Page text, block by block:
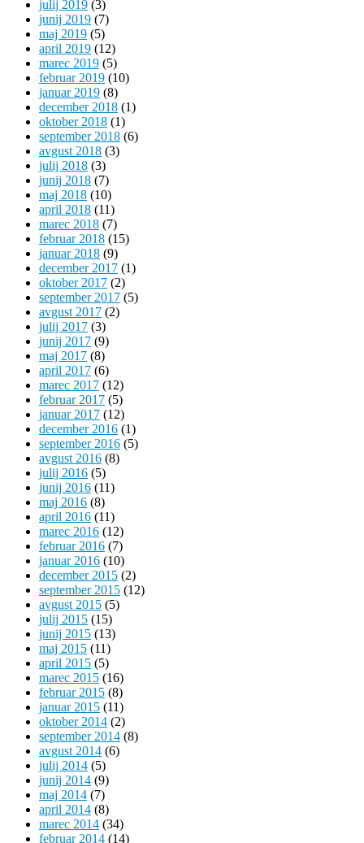
julij 2019 (3)
junij 2019 (7)
maj 2019 (5)
april 2019 (12)
marec 2019 (5)
februar 2019 (10)
januar 2019 (8)
december 2018 (1)
oktober 2018 (1)
september 2018 (6)
avgust 2018 (3)
julij 2018 (3)
junij 2018 (7)
maj 2018 (10)
april 2018 (11)
marec 2018 (7)
februar 2018 (15)
januar 2018 (9)
december 2017 (1)
oktober 2017 (2)
september 2017 (5)
avgust 2017 (2)
julij 2017 (3)
junij 2017 (9)
maj 2017 (8)
april 2017 (6)
marec 2017 (12)
februar 2017 (5)
januar 2017 (12)
december 2016 (1)
september 2016 (5)
avgust 2016 (8)
julij 2016 (5)
junij 2016 (11)
maj 2016 (8)
april 2016 (11)
marec 2016 (12)
februar 2016 (7)
januar 2016 (10)
december 2015 (2)
september 2015 (12)
avgust 2015 (5)
julij 2015 (15)
junij 2015 (13)
maj 2015 (11)
april 2015 (5)
marec 2015 (16)
februar 2015 (8)
januar 2015 (11)
oktober 2014 (2)
september 2014 (8)
avgust 2014 (6)
julij 2014 (5)
junij 2014 (9)
maj 2014 (7)
april 2014 (8)
marec 2014 (34)
februar 2014 (14)